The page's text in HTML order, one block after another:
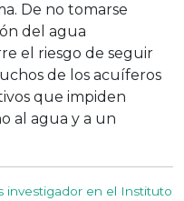
De no tomarse
del agua
el riesgo de seguir
de los acuíferos
que impiden
al agua y a un
investigador en el Instituto